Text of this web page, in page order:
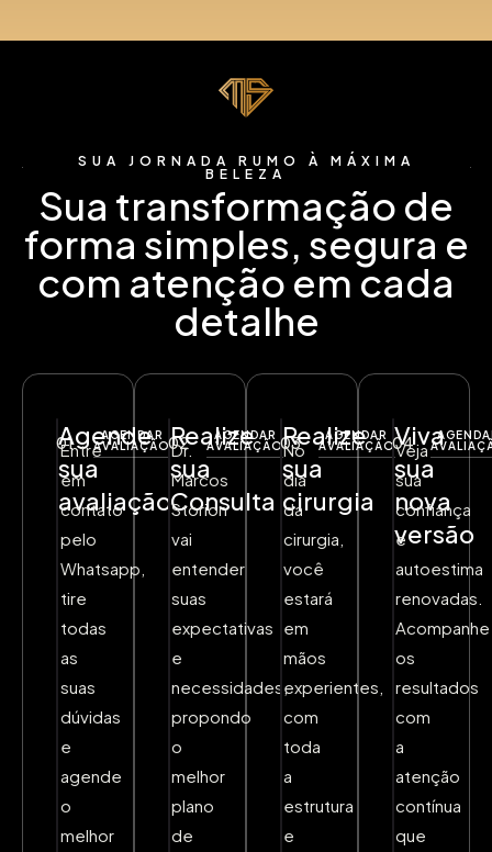
SUA JORNADA RUMO À MÁXIMA
BELEZA
Sua transformação de
forma simples, segura e
com atenção em cada
detalhe
01
Agende
sua
avaliação
Entre
em
contato
pelo
Whatsapp,
tire
todas
as
suas
dúvidas
e
agende
o
melhor
AGENDAR
AVALIAÇÃO02
Realize
sua
Consulta
Dr.
Marcos
Storion
vai
entender
suas
expectativas
e
necessidades,
propondo
o
melhor
plano
de
AGENDAR
AVALIAÇÃO03
Realize
sua
cirurgia
No
dia
da
cirurgia,
você
estará
em
mãos
experientes,
com
toda
a
estrutura
e
AGENDAR
AVALIAÇÃO04
Viva
sua
nova
versão
Veja
sua
confiança
e
autoestima
renovadas.
Acompanhe
os
resultados
com
a
atenção
contínua
que